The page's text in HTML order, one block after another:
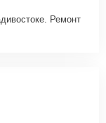
Ремонт